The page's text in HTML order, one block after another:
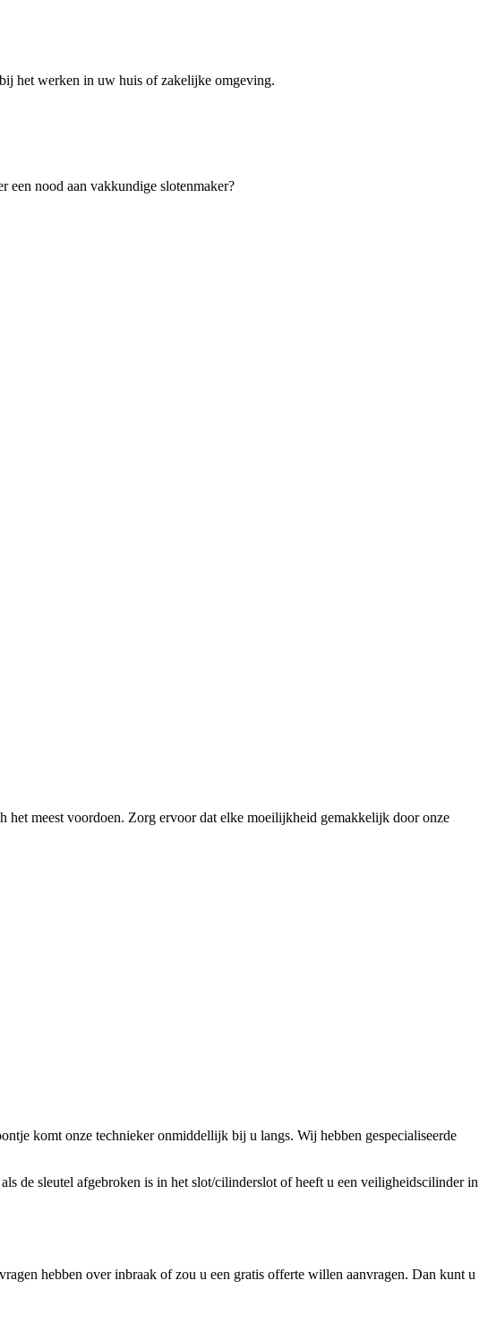
het werken in uw huis of zakelijke omgeving.
een nood aan vakkundige slotenmaker?
het meest voordoen. Zorg ervoor dat elke moeilijkheid gemakkelijk door onze
komt onze technieker onmiddellijk bij u langs. Wij hebben gespecialiseerde
de sleutel afgebroken is in het slot/cilinderslot of heeft u een veiligheidscilinder in
hebben over inbraak of zou u een gratis offerte willen aanvragen. Dan kunt u